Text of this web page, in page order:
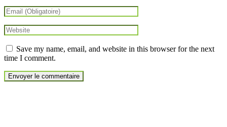
Save my name, email, and website in this browser for the next
time I comment.